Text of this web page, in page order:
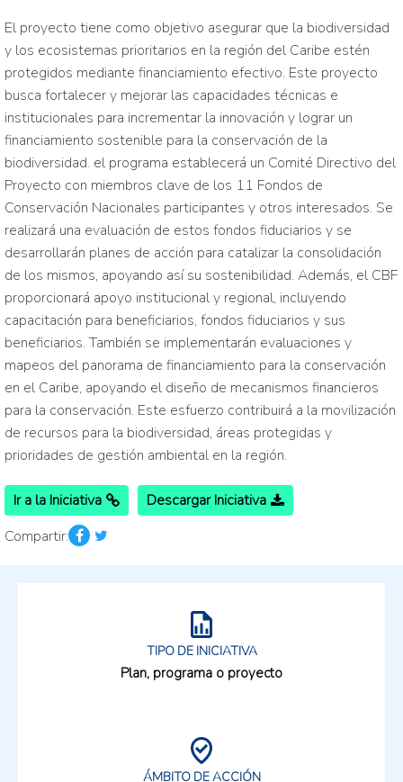
El proyecto tiene como objetivo asegurar que la biodiversidad
y los ecosistemas prioritarios en la región del Caribe estén
protegidos mediante financiamiento efectivo. Este proyecto
busca fortalecer y mejorar las capacidades técnicas e
institucionales para incrementar la innovación y lograr un
financiamiento sostenible para la conservación de la
biodiversidad. el programa establecerá un Comité Directivo del
Proyecto con miembros clave de los 11 Fondos de
Conservación Nacionales participantes y otros interesados. Se
realizará una evaluación de estos fondos fiduciarios y se
desarrollarán planes de acción para catalizar la consolidación
de los mismos, apoyando así su sostenibilidad. Además, el CBF
proporcionará apoyo institucional y regional, incluyendo
capacitación para beneficiarios, fondos fiduciarios y sus
beneficiarios. También se implementarán evaluaciones y
mapeos del panorama de financiamiento para la conservación
en el Caribe, apoyando el diseño de mecanismos financieros
para la conservación. Este esfuerzo contribuirá a la movilización
de recursos para la biodiversidad, áreas protegidas y
prioridades de gestión ambiental en la región.
Ir a la Iniciativa
Descargar Iniciativa
Compartir:
TIPO DE INICIATIVA
Plan, programa o proyecto
ÁMBITO DE ACCIÓN